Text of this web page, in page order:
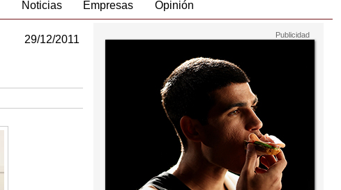
Noticias Empresas Opinión
29/12/2011